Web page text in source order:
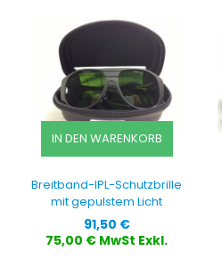
IN DEN WARENKORB
Breitband-IPL-Schutzbrille
mit gepulstem Licht
Preis
91,50 €
75,00 € MwSt Exkl.